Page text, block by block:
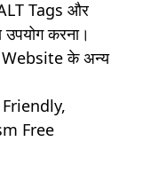
Tags और
करना।
Website के अन्य
Free